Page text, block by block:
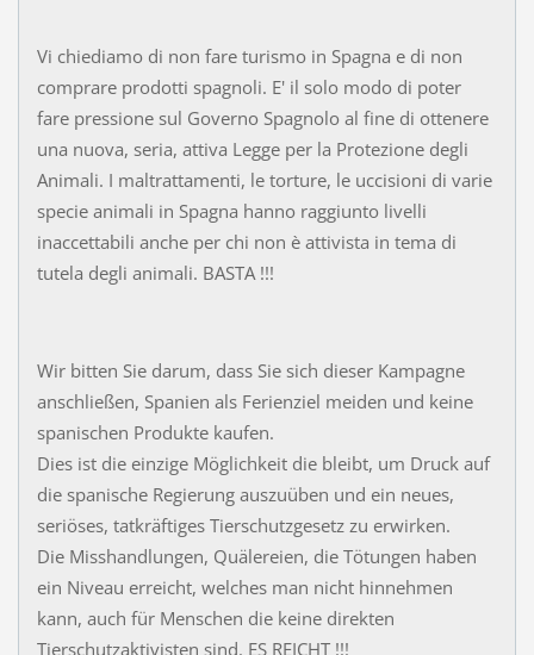
Vi chiediamo di non fare turismo in Spagna e di non
comprare prodotti spagnoli. E' il solo modo di poter
fare pressione sul Governo Spagnolo al fine di ottenere
una nuova, seria, attiva Legge per la Protezione degli
Animali. I maltrattamenti, le torture, le uccisioni di varie
specie animali in Spagna hanno raggiunto livelli
inaccettabili anche per chi non è attivista in tema di
tutela degli animali. BASTA !!!
Wir bitten Sie darum, dass Sie sich dieser Kampagne
anschließen, Spanien als Ferienziel meiden und keine
spanischen Produkte kaufen.
Dies ist die einzige Möglichkeit die bleibt, um Druck auf
die spanische Regierung auszuüben und ein neues,
seriöses, tatkräftiges Tierschutzgesetz zu erwirken.
Die Misshandlungen, Quälereien, die Tötungen haben
ein Niveau erreicht, welches man nicht hinnehmen
kann, auch für Menschen die keine direkten
Tierschutzaktivisten sind. ES REICHT !!!